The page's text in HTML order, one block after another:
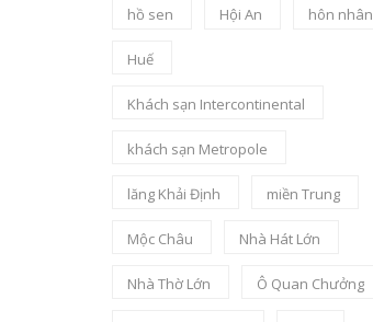
hồ sen Hội An hôn nhân
Huế
Khách sạn Intercontinental
khách sạn Metropole
lăng Khải Định miền Trung
Mộc Châu Nhà Hát Lớn
Nhà Thờ Lớn Ô Quan Chưởng